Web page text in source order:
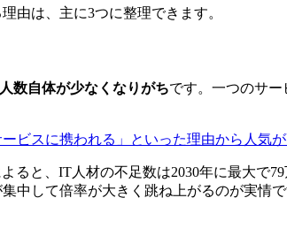
由は、主に3つに整理できます。
数自体が少なくなりがちです。一つのサ
ビスに携われる」といった理由から人気が
ると、 IT人材の不足数は2030年に最大で
中して倍率が大きく跳ね上がるのが実情で